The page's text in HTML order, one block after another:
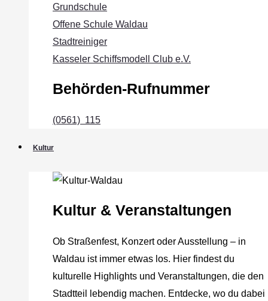
Grundschule
Offene Schule Waldau
Stadtreiniger
Kasseler Schiffsmodell Club e.V.
Behörden-Rufnummer
(0561) 115
Kultur
Kultur & Veranstaltungen
Ob Straßenfest, Konzert oder Ausstellung – in
Waldau ist immer etwas los. Hier findest du
kulturelle Highlights und Veranstaltungen, die den
Stadtteil lebendig machen. Entdecke, wo du dabei